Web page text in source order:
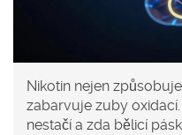
Nikotin nejen
zabarvuje zuby
nestačí a zda bělicí